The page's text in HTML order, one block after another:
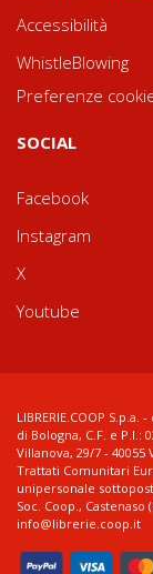
Accessibilità
WhistleBlowing
Preferenze
SOCIAL
Facebook
Instagram
X
Youtube
LIBRERIE.COOP
di Bologna, C.F. e P.I.:
Villanova, 29/7 - 40055
Trattati Comunitari
unipersonale
Soc. Coop.,
info@librerie.coop.it